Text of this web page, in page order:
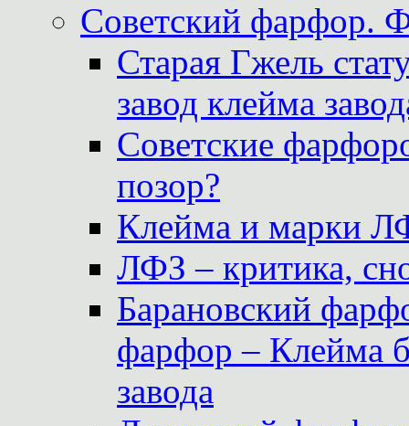
Советский фарфор.
Старая Гжель
завод клейма
Советские
позор?
Клейма и марки
ЛФЗ – критика,
Барановский
фарфор – Клейма
завода